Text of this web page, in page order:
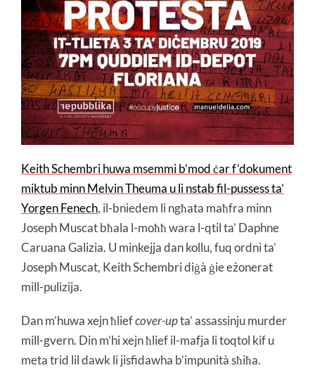
Keith Schembri huwa msemmi b’mod ċar f’dokument
miktub minn Melvin Theuma u li nstab fil-pussess ta’
Yorgen Fenech, il-bniedem li ngħata maħfra minn
Joseph Muscat bħala l-moħħ wara l-qtil ta’ Daphne
Caruana Galizia. U minkejja dan kollu, fuq ordni ta’
Joseph Muscat, Keith Schembri diġà ġie eżonerat
mill-pulizija.
Dan m’huwa xejn ħliefcover-upta’ assassinju murder
mill-gvern. Din m’hi xejn ħlief il-mafja li toqtol kif u
meta trid lil dawk li jisfidawha b’impunità sħiħa.